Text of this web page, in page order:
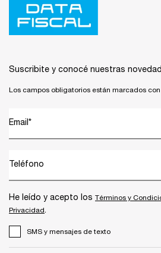
Suscribite y conocé nuestras
Los campos obligatorios están marcados
Email *
Teléfono
He leído y acepto los Términos y
Privacidad.
SMS y mensajes de texto